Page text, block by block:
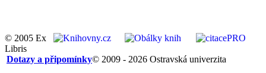
© 2005 Ex
Libris
© 2009 - 2026 Ostravská univerzita
Dotazy a připomínky